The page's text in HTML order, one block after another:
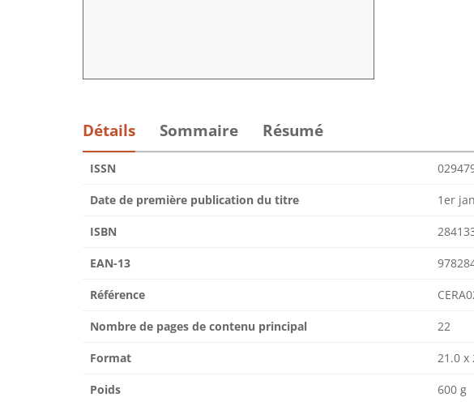
Détails Sommaire Résumé
ISSN
Date de première publication du titre 1er
ISBN
EAN-13
Référence
Nombre de pages de contenu principal 22
Format 21.0 x
Poids 600 g